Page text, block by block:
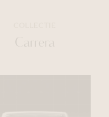
Carrera